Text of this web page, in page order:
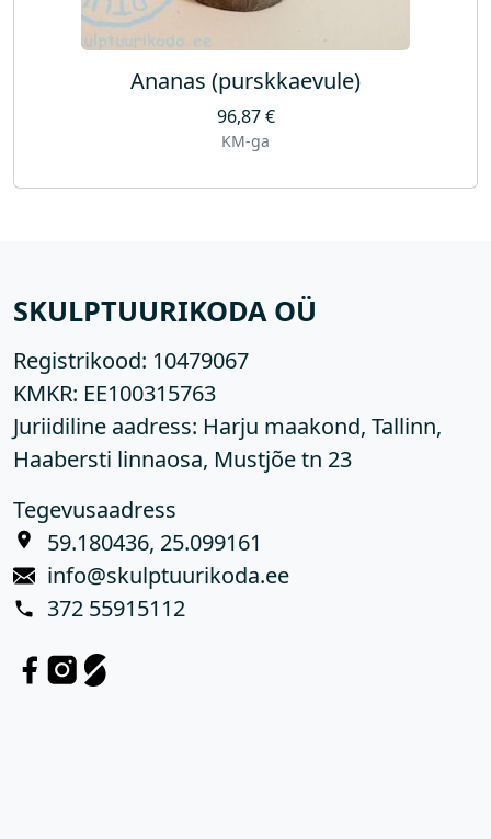
Ananas (purskkaevule)
96,87€
KM-ga
SKULPTUURIKODA OÜ
Registrikood: 10479067
KMKR: EE100315763
Juriidiline aadress: Harju maakond, Tallinn,
Haabersti linnaosa, Mustjõe tn 23
Tegevusaadress
59.180436, 25.099161
info@skulptuurikoda.ee
372 55915112